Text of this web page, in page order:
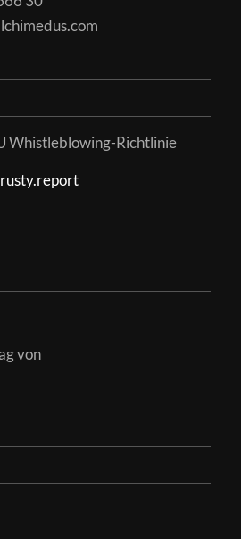
Whistleblowing-Richtlinie
von